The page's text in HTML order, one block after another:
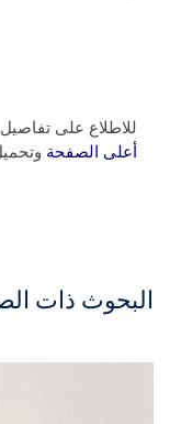
للاطلاع على
أعلى الصفحة
البحوث ذات